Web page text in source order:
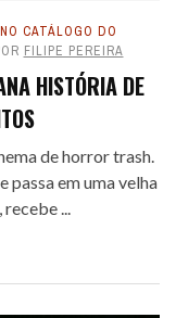
CATÁLOGO DO
FILIPE PEREIRA
HISTÓRIA DE
de horror trash.
passa em uma velha
...